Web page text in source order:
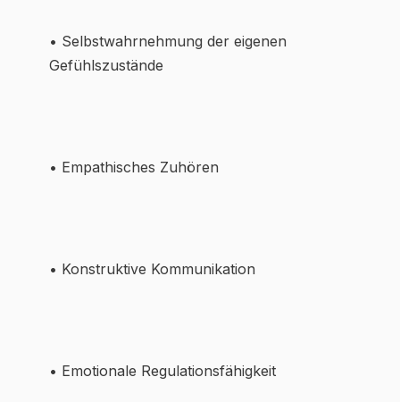
• Selbstwahrnehmung der eigenen
Gefühlszustände
• Empathisches Zuhören
• Konstruktive Kommunikation
• Emotionale Regulationsfähigkeit